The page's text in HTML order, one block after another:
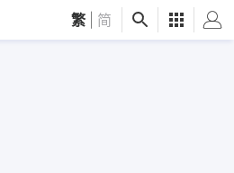
繁 简